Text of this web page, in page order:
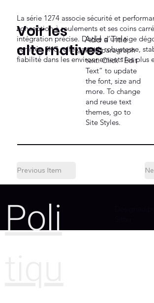
La série 1274 associe sécurité et
conception à roulements et ses coins
intégration précise. Dotée d’une tige
certifiée SKG, elle garantit robustesse,
fiabilité dans les environnements les plus
Voir les
alternativesAdd paragraph
text. Click “Edit
Text” to update
the font, size and
more. To change
and reuse text
themes, go to
Site Styles.
Add a Title
Previous Item
Poli